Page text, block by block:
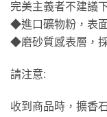
完美主義者不建議
◆進口礦物粉，表
◆磨砂質感表層，
請注意:
收到商品時，擴香